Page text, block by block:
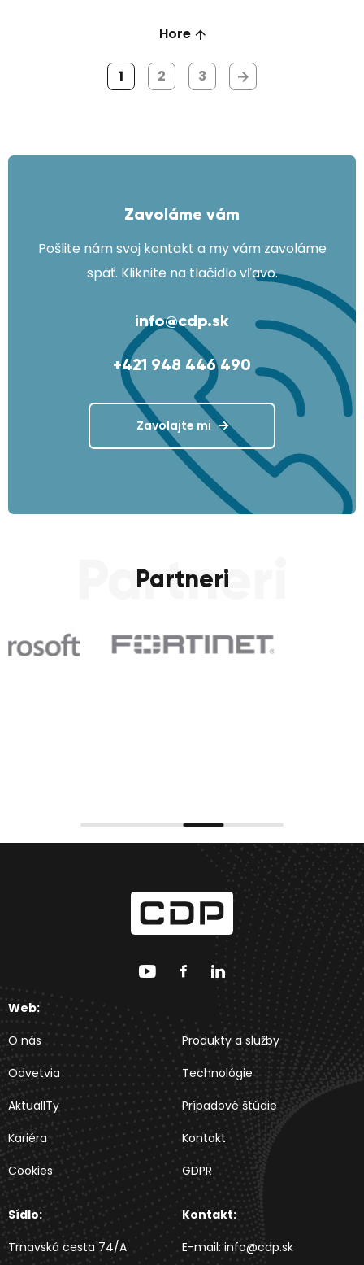
Hore
1 2 3
Zavoláme vám
Pošlite nám svoj kontakt a my vám zavoláme
späť. Kliknite na tlačidlo vľavo.
Zavolajte mi
info@cdp.sk
+421 948 446 490
Partneri
Partneri
Web:
O nás
Produkty a služby
Odvetvia
Technológie
AktualITy
Prípadové štúdie
Kariéra
Kontakt
Cookies
GDPR
Sídlo:
Trnavská cesta 74/A
Kontakt:
E-mail: info@cdp.sk